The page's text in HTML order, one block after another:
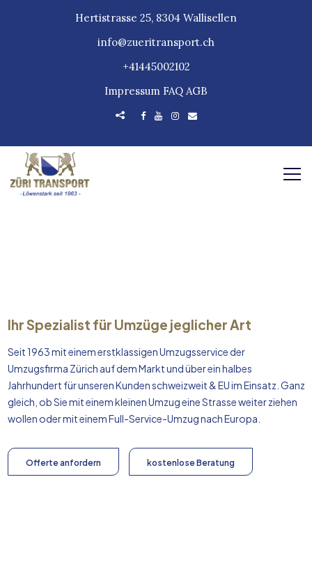
Hertistrasse 25, 8304 Wallisellen
info@zueritransport.ch
+41445002102
Impressum FAQ AGB
Ihr Spezialist für Umzüge jeglicher Art
Seit 1963 mit einem erstklassigen Umzugsservice der
Umzugsfirma Zürich auf dem Markt und über ein halbes
Jahrhundert für unseren Kunden schweizweit & EU im Einsatz. Ganz
gleich, ob Sie mit einem kleinen Umzug eine Strasse weiter ziehen
wollen oder mit einem Full-Service-Umzug nachEuropa
Offerte anfordern kostenlose Beratung